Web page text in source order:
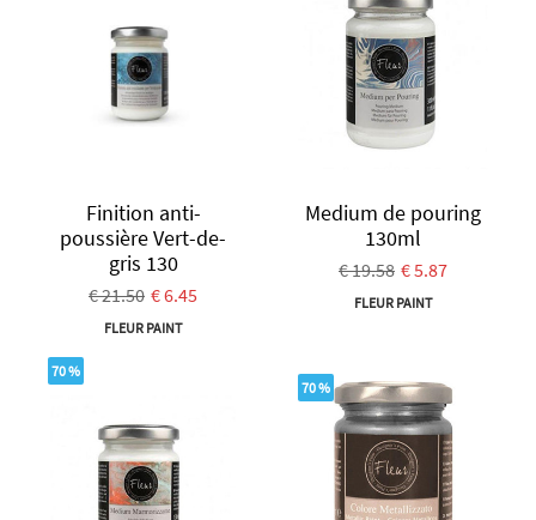
Finition anti-
poussière Vert-de-
gris 130
€ 21.50 € 6.45
FLEUR PAINT
Medium de pouring
130ml
€ 19.58 € 5.87
FLEUR PAINT
70 %
70 %